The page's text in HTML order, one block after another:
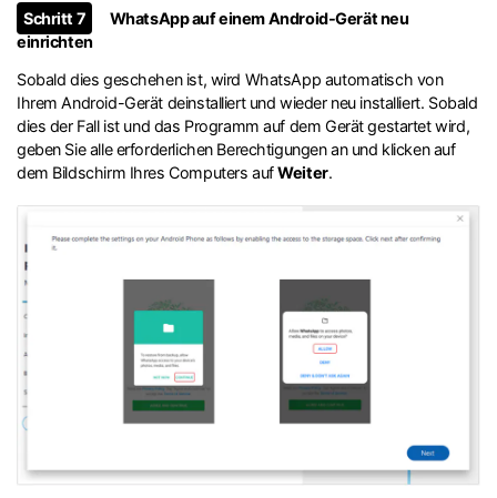
Schritt 7
WhatsApp auf einem Android-Gerät neu
einrichten
Sobald dies geschehen ist, wird WhatsApp automatisch von
Ihrem Android-Gerät deinstalliert und wieder neu installiert. Sobald
dies der Fall ist und das Programm auf dem Gerät gestartet wird,
geben Sie alle erforderlichen Berechtigungen an und klicken auf
dem Bildschirm Ihres Computers aufWeiter.